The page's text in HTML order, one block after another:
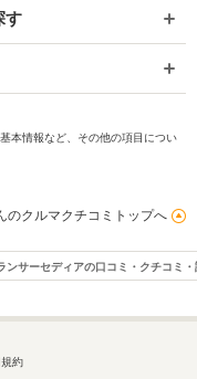
す
本情報など、その他の項目につい
のクルマクチコミトップへ
ンサーセディアの口コミ・クチコミ
約